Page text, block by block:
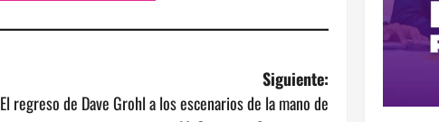
Siguiente:
El regreso de Dave Grohl a los escenarios de la mano de